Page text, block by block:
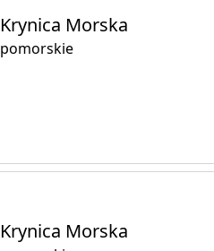
Krynica Morska
pomorskie
Krynica Morska